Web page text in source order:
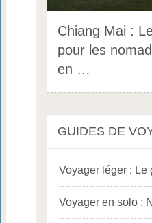
Chiang Mai :
pour les
en …
GUIDES DE
Voyager léger : Le
Voyager en solo :